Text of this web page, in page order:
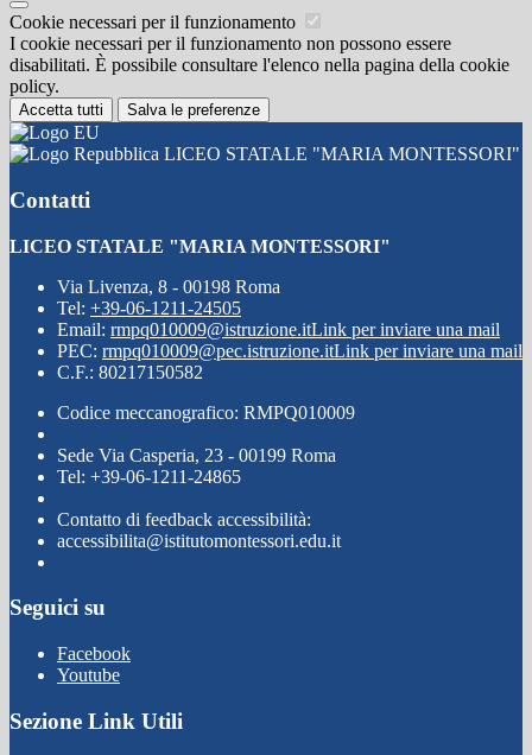
Cookie necessari per il funzionamento
I cookie necessari per il funzionamento non possono essere
disabilitati. È possibile consultare l'elenco nella pagina della cookie
policy.
Accetta tutti Salva le preferenze
LICEO STATALE "MARIA MONTESSORI"
Contatti
LICEO STATALE "MARIA MONTESSORI"
Via Livenza, 8 - 00198 Roma
Tel: +39-06-1211-24505
Email: rmpq010009@istruzione.itLink per inviare una mail
PEC: rmpq010009@pec.istruzione.itLink per inviare una mail
C.F.: 80217150582
Codice meccanografico: RMPQ010009
Sede Via Casperia, 23 - 00199 Roma
Tel: +39-06-1211-24865
Contatto di feedback accessibilità:
accessibilita@istitutomontessori.edu.it
Seguici su
Facebook
Youtube
Sezione Link Utili